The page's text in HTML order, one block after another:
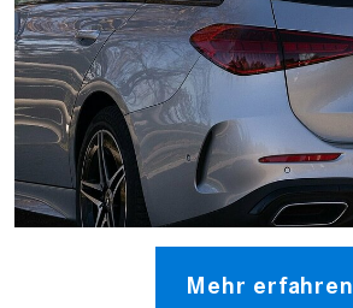
Mehr erfahren